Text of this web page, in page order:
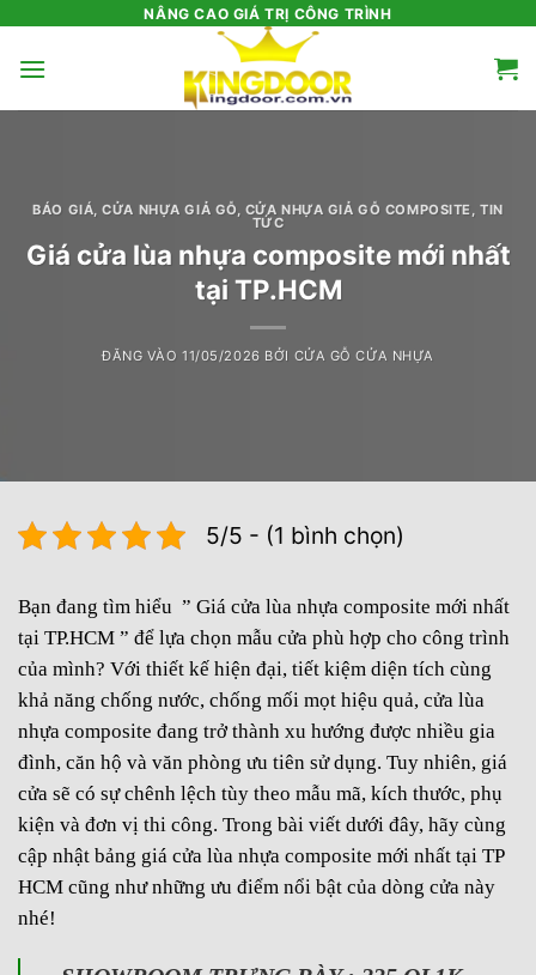
nội
NÂNG CAO GIÁ TRỊ CÔNG TRÌNH
BÁO GIÁ,CỬA NHỰA GIẢ GỖ, CỬA NHỰA GIẢ GỖ COMPOSITE, TIN
TỨC
Giá cửa lùa nhựa composite mới nhất
tại TP.HCM
ĐĂNG VÀO11/05/2026 BỞI CỬA GỖ CỬA NHỰA
5/5 - (1 bình chọn)
Bạn đang tìm hiểu ” Giá cửa lùa nhựa composite mới nhất
tại TP.HCM ” để lựa chọn mẫu cửa phù hợp cho công trình
của mình? Với thiết kế hiện đại, tiết kiệm diện tích cùng
khả năng chống nước, chống mối mọt hiệu quả, cửa lùa
nhựa composite đang trở thành xu hướng được nhiều gia
đình, căn hộ và văn phòng ưu tiên sử dụng. Tuy nhiên, giá
cửa sẽ có sự chênh lệch tùy theo mẫu mã, kích thước, phụ
kiện và đơn vị thi công. Trong bài viết dưới đây, hãy cùng
cập nhật bảng giá cửa lùa nhựa composite mới nhất tại TP
HCM cũng như những ưu điểm nổi bật của dòng cửa này
nhé!